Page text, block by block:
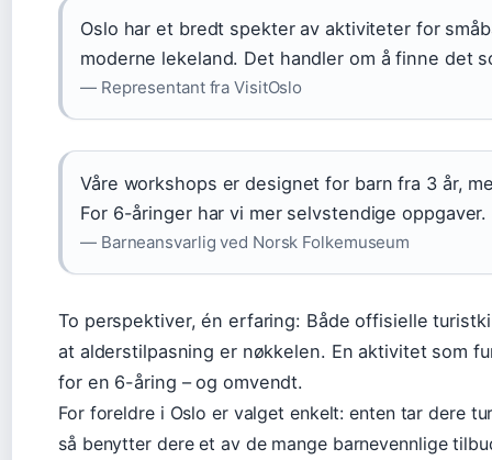
Oslo har et bredt spekter av aktiviteter for
moderne lekeland. Det handler om å finne det
— Representant fra VisitOslo
Våre workshops er designet for barn fra 3 år,
For 6-åringer har vi mer selvstendige oppgaver.
— Barneansvarlig ved Norsk Folkemuseum
To perspektiver, én erfaring: Både offisielle
at alderstilpasning er nøkkelen. En aktivitet som
for en 6-åring – og omvendt.
For foreldre i Oslo er valget enkelt: enten tar dere
så benytter dere et av de mange barnevennlige